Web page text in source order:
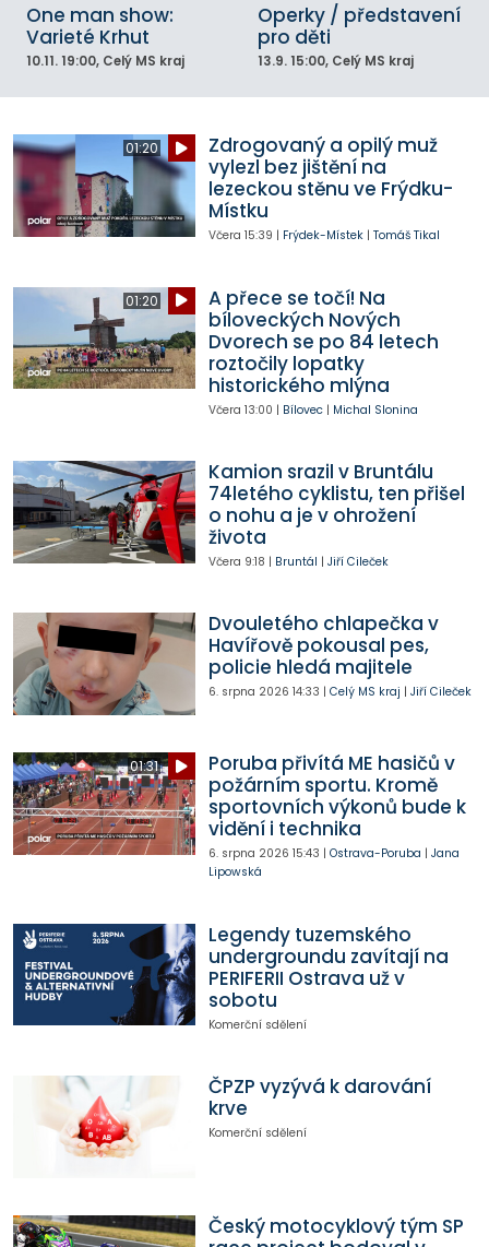
One man show:
Varieté Krhut
10.11. 19:00, Celý MS kraj
Operky / představení
pro děti
13.9. 15:00, Celý MS kraj
01:20
Zdrogovaný a opilý muž
vylezl bez jištění na
lezeckou stěnu ve Frýdku-
Místku
Včera 15:39 | Frýdek-Místek| Tomáš Tikal
01:20
A přece se točí! Na
bíloveckých Nových
Dvorech se po 84 letech
roztočily lopatky
historického mlýna
Včera 13:00 | Bílovec| Michal Slonina
Kamion srazil v Bruntálu
74letého cyklistu, ten přišel
o nohu a je v ohrožení
života
Včera 9:18 | Bruntál | Jiří Cileček
Dvouletého chlapečka v
Havířově pokousal pes,
policie hledá majitele
6. srpna 2026 14:33 | Celý MS kraj | Jiří Cileček
01:31
Poruba přivítá ME hasičů v
požárním sportu. Kromě
sportovních výkonů bude k
vidění i technika
6. srpna 2026 15:43 | Ostrava-Poruba | Jana
Lipowská
Legendy tuzemského
undergroundu zavítají na
PERIFERII Ostrava už v
sobotu
Komerční sdělení
ČPZP vyzývá k darování
krve
Komerční sdělení
Český motocyklový tým SP